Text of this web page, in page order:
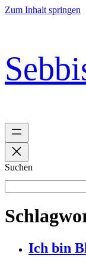
Zum Inhalt springen
Suchen
Ich bin